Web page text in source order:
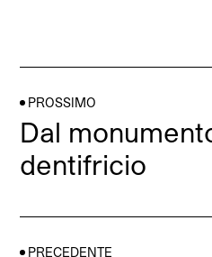
PROSSIMO
Dal
dentifricio
PRECEDENTE